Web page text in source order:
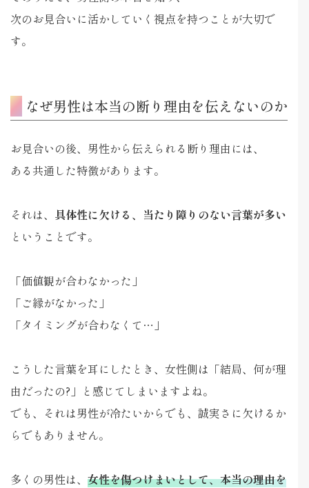
次のお見合いに活かしていく視点を持つことが大切で
す。
なぜ男性は本当の断り理由を伝えないのか
お見合いの後、男性から伝えられる断り理由には、
ある共通した特徴があります。
それは、 具体性に欠ける、当たり障りのない言葉が多い
ということです。
「価値観が合わなかった」
「ご縁がなかった」
「タイミングが合わなくて…」
こうした言葉を耳にしたとき、女性側は「結局、何が理
由だったの?」と感じてしまいますよね。
でも、それは男性が冷たいからでも、誠実さに欠けるか
らでもありません。
多くの男性は、 女性を傷つけまいとして、本当の理由を